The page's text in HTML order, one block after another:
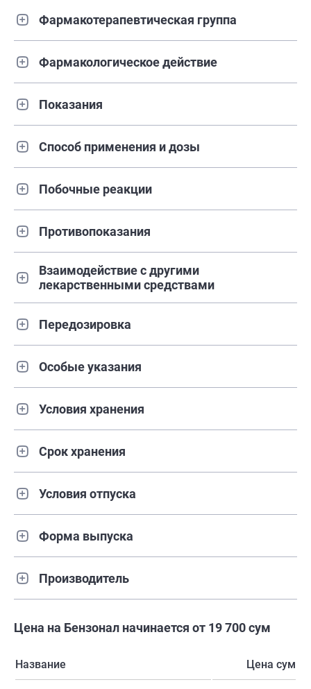
Фармакотерапевтическая группа
Фармакологическое действие
Показания
Способ применения и дозы
Побочные реакции
Противопоказания
Взаимодействие с другими
лекарственными средствами
Передозировка
Особые указания
Условия хранения
Срок хранения
Условия отпуска
Форма выпуска
Производитель
Цена на Бензонал начинается от 19 700 сум
Название Цена сум